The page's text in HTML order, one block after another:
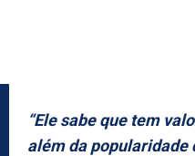
“Ele sabe que tem
além da popularidade